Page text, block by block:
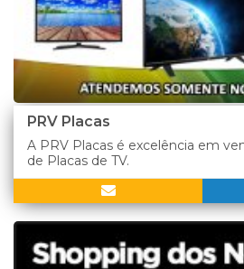
PRV Placas
A PRV Placas é excelência em
de Placas de TV.